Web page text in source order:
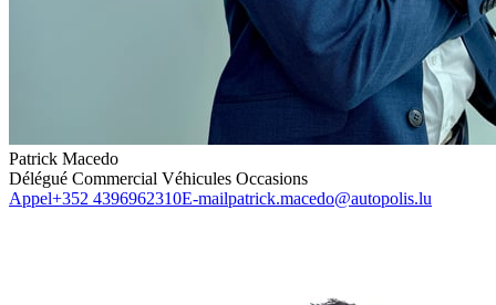
Patrick Macedo
Délégué Commercial Véhicules Occasions
Appel+352 4396962310E-mailpatrick.macedo@autopolis.lu